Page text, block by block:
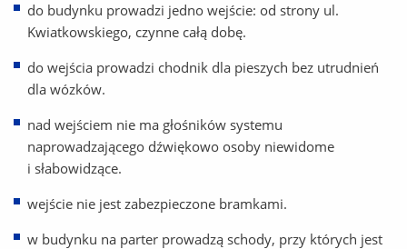
do budynku prowadzi jedno wejście: od strony ul.
Kwiatkowskiego, czynne całą dobę.
do wejścia prowadzi chodnik dla pieszych bez utrudnień
dla wózków.
nad wejściem nie ma głośników systemu
naprowadzającego dźwiękowo osoby niewidome
i słabowidzące.
wejście nie jest zabezpieczone bramkami.
w budynku na parter prowadzą schody, przy których jest